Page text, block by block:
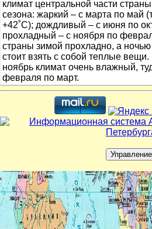
климат центральной части
сезона: жаркий – с марта по май
+42˚С); дождливый – с июня по
прохладный – с ноября по
страны зимой прохладно, а
стоит взять с собой теплые
ноябрь климат очень влажный,
февраля по март.